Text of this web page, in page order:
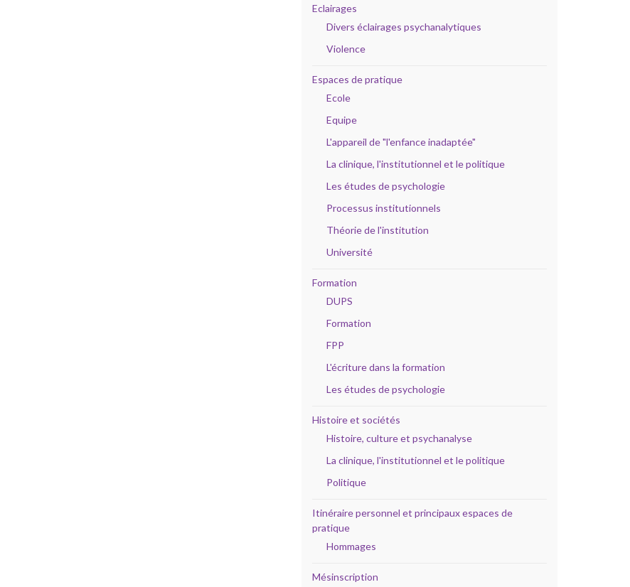
Eclairages
Divers éclairages psychanalytiques
Violence
Espaces de pratique
Ecole
Equipe
L'appareil de "l'enfance inadaptée"
La clinique, l'institutionnel et le politique
Les études de psychologie
Processus institutionnels
Théorie de l'institution
Université
Formation
DUPS
Formation
FPP
L'écriture dans la formation
Les études de psychologie
Histoire et sociétés
Histoire, culture et psychanalyse
La clinique, l'institutionnel et le politique
Politique
Itinéraire personnel et principaux espaces de
pratique
Hommages
Mésinscription